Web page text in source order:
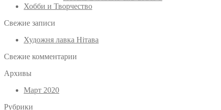
Хобби и Творчество
Свежие записи
Художня лавка Нітава
Свежие комментарии
Архивы
Март 2020
Рубрики